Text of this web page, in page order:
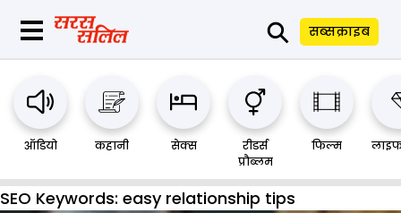
⚲ सब्सक्राइब
ऑडियो कहानी सेक्स
रीडर्स
प्रौब्लम
फिल्म
SEO Keywords: easy relationship tips